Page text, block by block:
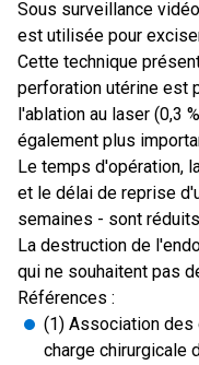
Sous surveillance
est utilisée pour
Cette technique
perforation utérine est
l'ablation au laser (0,3
également plus
Le temps d'opération,
et le délai de reprise
semaines - sont
La destruction de
qui ne souhaitent pas
Références :
(1) Association des
charge chirurgicale